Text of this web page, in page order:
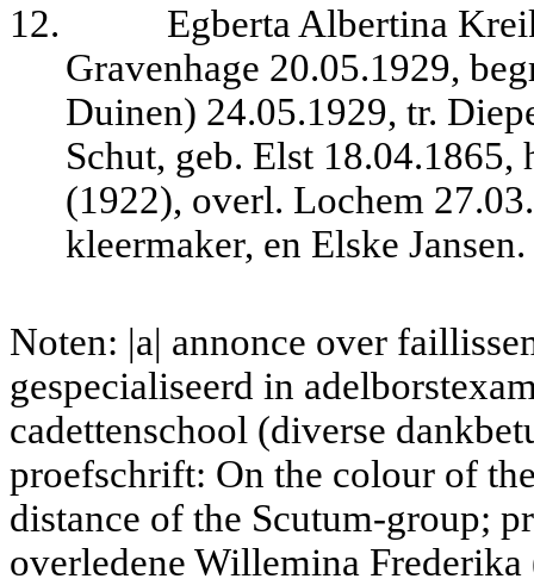
12.
Egberta Albertina
Gravenhage 20.05.1929,
Duinen) 24.05.1929, tr.
Schut, geb. Elst
(1922), overl. Lochem
kleermaker, en Elske Jansen.
Noten: |a| annonce over
gespecialiseerd in
cadettenschool (diverse
proefschrift: On the colour of
distance of the Scutum-group;
overledene Willemina